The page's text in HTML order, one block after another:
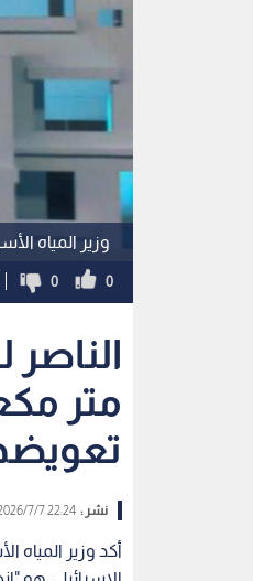
وزير المياه
0
0
متر
نشر :22:24 2026/7/7
أكد وزير المياه